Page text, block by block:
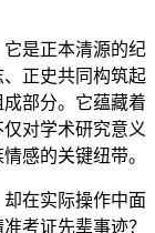
是正本清源的纪
正史共同构筑起
部分。它蕴藏着
对学术研究意义
感的关键纽带。
在实际操作中面
考证先辈事迹？